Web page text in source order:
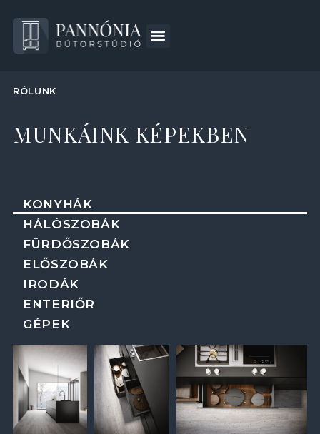
RÓLUNK
MUNKÁINK KÉPEKBEN
KONYHÁK
HÁLÓSZOBÁK
FÜRDŐSZOBÁK
ELŐSZOBÁK
IRODÁK
ENTERIŐR
GÉPEK